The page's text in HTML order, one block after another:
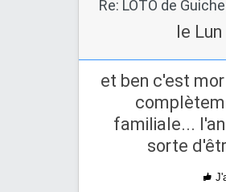
le
et ben c'est
familiale...
sorte